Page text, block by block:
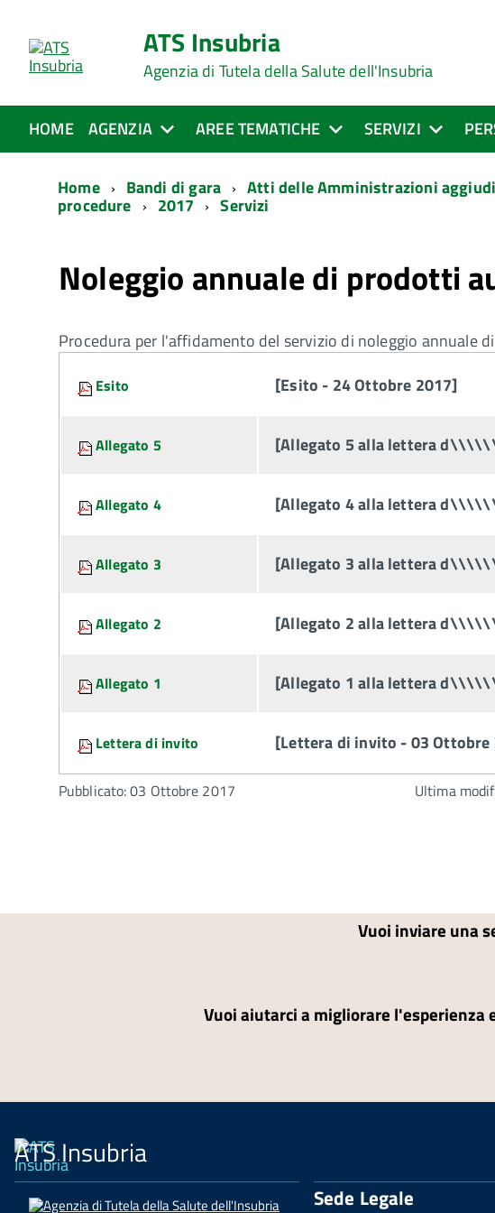
ATS Insubria
Agenzia di Tutela della Salute dell'Insubria
HOME AGENZIA AREE TEMATICHE SERVIZI
Home Bandi di gara Atti delle Amministrazioni
procedure 2017 Servizi
Noleggio annuale di prodotti
Procedura per l'affidamento del servizio di noleggio annuale
Esito [Esito - 24 Ottobre 2017]
Allegato 5 [Allegato 5 alla lettera
Allegato 4 [Allegato 4 alla lettera
Allegato 3 [Allegato 3 alla lettera
Allegato 2 [Allegato 2 alla lettera
Allegato 1 [Allegato 1 alla lettera
Lettera di invito [Lettera di invito - 03 Ottobre
Pubblicato: 03 Ottobre 2017 Ultima
Vuoi inviare una
Vuoi aiutarci a migliorare
ATS Insubria
Sede Legale